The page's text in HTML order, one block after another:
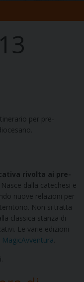
per pre-
rivolta ai pre-
. Nasce dalla catechesi e
nuove relazioni per
Non si tratta
classica stanza di
Le varie edizioni